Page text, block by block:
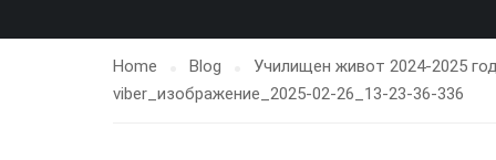
Home Blog
Училищен живот 2024-2025
viber_изображение_2025-02-26_13-23-36-336